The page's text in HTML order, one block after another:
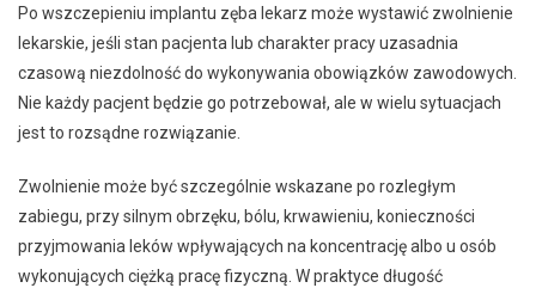
Po wszczepieniu implantu zęba lekarz może wystawić zwolnienie
lekarskie, jeśli stan pacjenta lub charakter pracy uzasadnia
czasową niezdolność do wykonywania obowiązków zawodowych.
Nie każdy pacjent będzie go potrzebował, ale w wielu sytuacjach
jest to rozsądne rozwiązanie.
Zwolnienie może być szczególnie wskazane po rozległym
zabiegu, przy silnym obrzęku, bólu, krwawieniu, konieczności
przyjmowania leków wpływających na koncentrację albo u osób
wykonujących ciężką pracę fizyczną. W praktyce długość